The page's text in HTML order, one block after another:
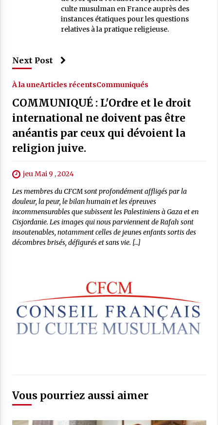
culte musulman en France auprès des
instances étatiques pour les questions
relatives à la pratique religieuse.
Next Post
À la uneArticles récentsCommuniqués
COMMUNIQUÉ : L'Ordre et le droit
international ne doivent pas être
anéantis par ceux qui dévoient la
religion juive.
jeu Mai 9 , 2024
Les membres du CFCM sont profondément affligés par la
douleur, la peur, le bilan humain et les épreuves
incommensurables que subissent les Palestiniens à Gaza et en
Cisjordanie. Les images qui nous parviennent de Rafah sont
insoutenables, notamment celles de jeunes enfants sortis des
décombres brisés, défigurés et sans vie. […]
Vous pourriez aussi aimer